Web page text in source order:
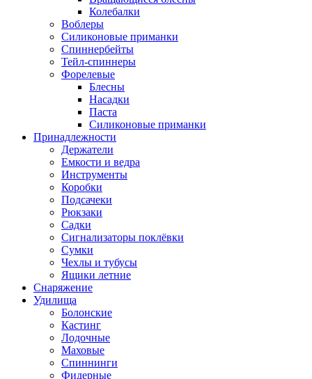
Колебалки
Воблеры
Силиконовые приманки
Спиннербейты
Тейл-спиннеры
Форелевые
Блесны
Насадки
Паста
Силиконовые приманки
Принадлежности
Держатели
Емкости и ведра
Инструменты
Коробки
Подсачеки
Рюкзаки
Садки
Сигнализаторы поклёвки
Сумки
Чехлы и тубусы
Ящики летние
Снаряжение
Удилища
Болонские
Кастинг
Лодочные
Маховые
Спиннинги
Фидерные